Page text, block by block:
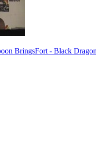
BringsFort - Black